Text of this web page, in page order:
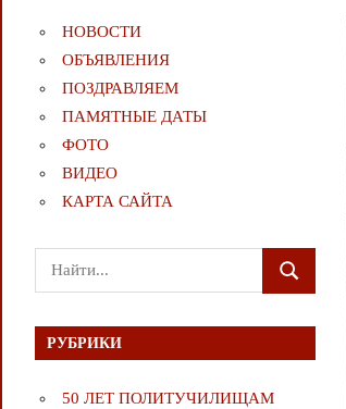
НОВОСТИ
ОБЪЯВЛЕНИЯ
ПОЗДРАВЛЯЕМ
ПАМЯТНЫЕ ДАТЫ
ФОТО
ВИДЕО
КАРТА САЙТА
Поиск
для:
ПОИСК
РУБРИКИ
50 ЛЕТ ПОЛИТУЧИЛИЩАМ